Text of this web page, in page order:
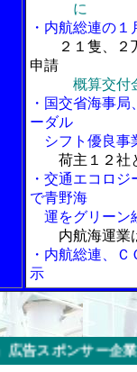
に
・内航総連の
２１隻、
申請
概算交付
・国交省海事
ーダル
シフト優良事
荷主１２社
・交通エコロ
で青野海
運をグリーン
内航海運業
・内航総連、
示